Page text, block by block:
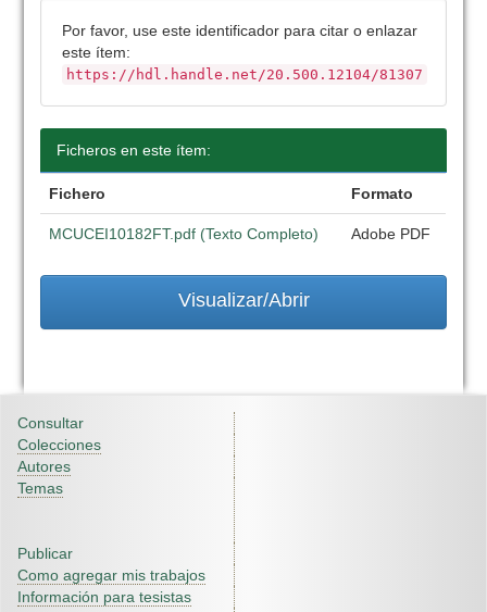
Por favor, use este identificador para citar o enlazar
este ítem:
https://hdl.handle.net/20.500.12104/81307
Ficheros en este ítem:
Fichero Formato
MCUCEI10182FT.pdf (Texto Completo) Adobe PDF
Visualizar/Abrir
Consultar
Colecciones
Autores
Temas
Publicar
Como agregar mis trabajos
Información para tesistas